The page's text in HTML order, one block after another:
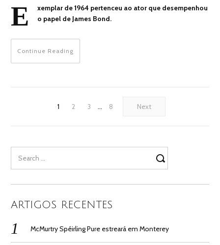
E
xemplar de 1964 pertenceu ao ator que desempenhou
o papel de James Bond.
Continue Reading
1 2 3 … 8 Next
for:
ARTIGOS RECENTES
McMurtry Spéirling Pure estreará em Monterey